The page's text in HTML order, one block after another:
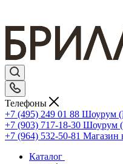
Телефоны
+7 (495) 249 01 88 Шоурум
+7 (903) 717-18-30 Шоурум
+7 (964) 532-50-81 Магазин
Каталог